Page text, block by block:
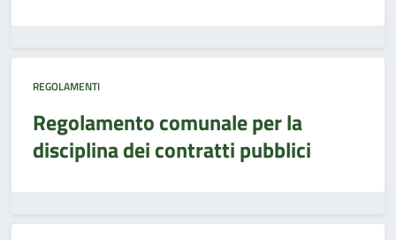
REGOLAMENTI
Regolamento comunale per la
disciplina dei contratti pubblici